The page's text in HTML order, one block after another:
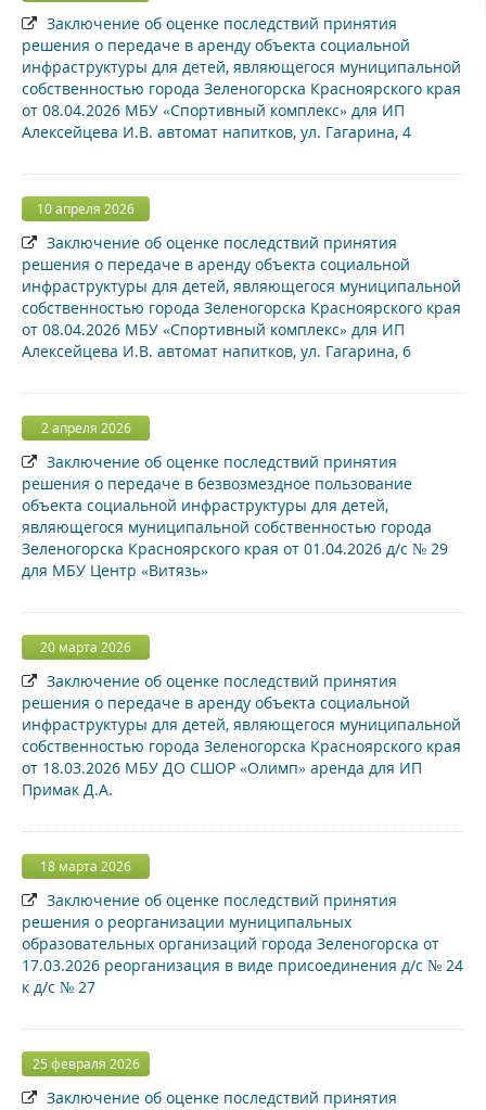
Заключение об оценке последствий принятия
решения о передаче в аренду объекта социальной
инфраструктуры для детей, являющегося муниципальной
собственностью города Зеленогорска Красноярского края
от 08.04.2026 МБУ «Спортивный комплекс» для ИП
Алексейцева И.В. автомат напитков, ул. Гагарина, 4
10 апреля 2026
Заключение об оценке последствий принятия
решения о передаче в аренду объекта социальной
инфраструктуры для детей, являющегося муниципальной
собственностью города Зеленогорска Красноярского края
от 08.04.2026 МБУ «Спортивный комплекс» для ИП
Алексейцева И.В. автомат напитков, ул. Гагарина, 6
2 апреля 2026
Заключение об оценке последствий принятия
решения о передаче в безвозмездное пользование
объекта социальной инфраструктуры для детей,
являющегося муниципальной собственностью города
Зеленогорска Красноярского края от 01.04.2026 д/с № 29
для МБУ Центр «Витязь»
20 марта 2026
Заключение об оценке последствий принятия
решения о передаче в аренду объекта социальной
инфраструктуры для детей, являющегося муниципальной
собственностью города Зеленогорска Красноярского края
от 18.03.2026 МБУ ДО СШОР «Олимп» аренда для ИП
Примак Д.А.
18 марта 2026
Заключение об оценке последствий принятия
решения о реорганизации муниципальных
образовательных организаций города Зеленогорска от
17.03.2026 реорганизация в виде присоединения д/с № 24
к д/с № 27
25 февраля 2026
Заключение об оценке последствий принятия